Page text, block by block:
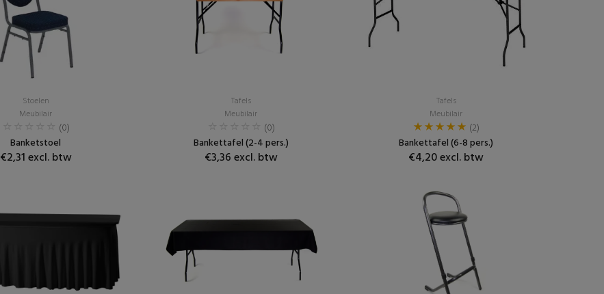
Stoelen
Meubilair
(0)
Banketstoel
€2,31 excl. btw
Tafels
Meubilair
(0)
Bankettafel (2-4 pers.)
€3,36 excl. btw
Tafels
Meubilair
(2)
Bankettafel (6-8 pers.)
€4,20 excl. btw